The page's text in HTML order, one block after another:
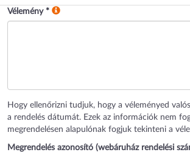
Vélemény *
Hogy ellenőrizni tudjuk, hogy a véleményed
a rendelés dátumát. Ezek az információk nem
megrendelésen alapulónak fogjuk tekinteni a
Megrendelés azonosító (webáruház rendelési